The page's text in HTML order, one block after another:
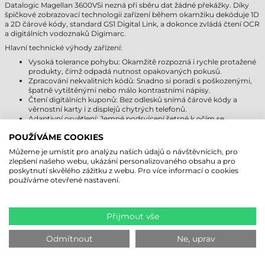
Datalogic Magellan 3600VSi nezná při sběru dat žádné překážky. Díky
špičkové zobrazovací technologii zařízení během okamžiku dekóduje 1D
a 2D čárové kódy, standard GS1 Digital Link, a dokonce zvládá čtení OCR
a digitálních vodoznaků Digimarc.
Hlavní technické výhody zařízení:
Vysoká tolerance pohybu: Okamžitě rozpozná i rychle protažené
produkty, čímž odpadá nutnost opakovaných pokusů.
Zpracování nekvalitních kódů: Snadno si poradí s poškozenými,
špatně vytištěnými nebo málo kontrastními nápisy.
Čtení digitálních kuponů: Bez odlesků snímá čárové kódy a
věrnostní karty i z displejů chytrých telefonů.
Adaptivní osvětlení: Jemné podsvícení šetrné k očím se
obsluhy během celé směny.
MODELOVÁ ŘADA PRO INDIVIDUÁLNÍ
POTŘEBY
Datalogic Magellan 3600 VSi:Spolehlivý základní model pro
každodenní rušné pokladní operace.
Datalogic Magellan 3650 VSi:
Rozšířené funkce, mimo jiné s
podporou USB-C Power Delivery a volitelnou schopností čtení
POUŽÍVÁME COOKIES
Můžeme je umístit pro analýzu našich údajů o návštěvnících, pro
zlepšení našeho webu, ukázání personalizovaného obsahu a pro
poskytnutí skvělého zážitku z webu. Pro více informací o cookies
používáme otevřené nastavení.
Přijmout vše
Odmítnout Ne, uprav